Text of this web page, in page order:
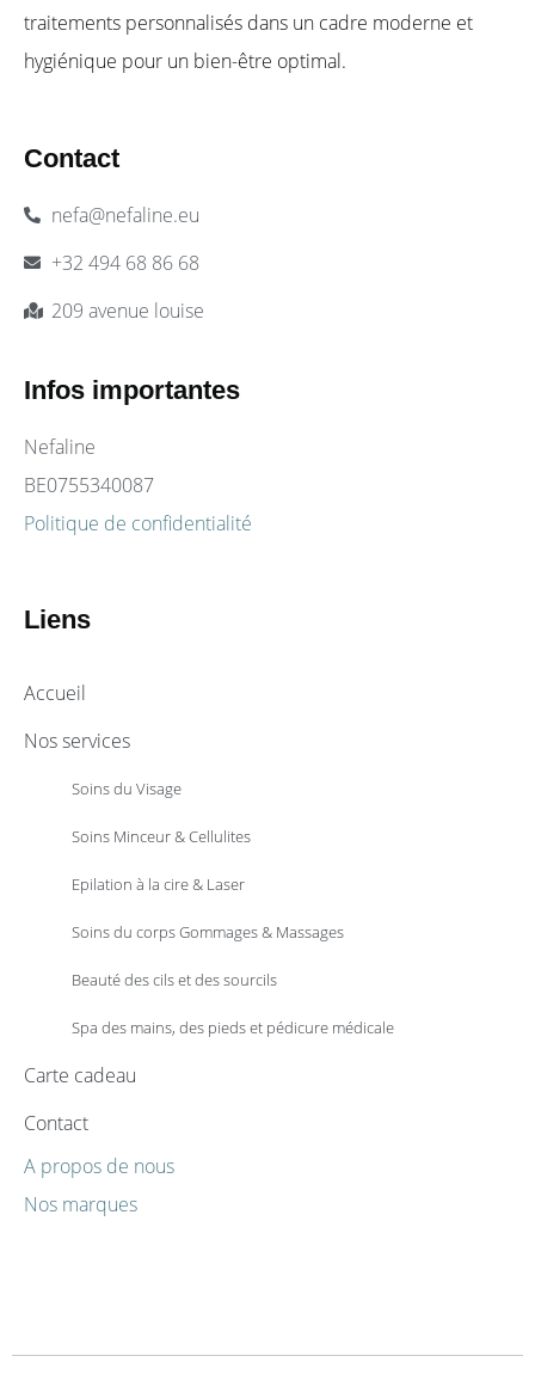
traitements personnalisés dans un cadre moderne et
hygiénique pour un bien-être optimal.
Contact
nefa@nefaline.eu
+32 494 68 86 68
209 avenue louise
Infos importantes​
Nefaline
BE0755340087
Politique de confidentialité
Liens
Accueil
Nos services
Soins du Visage
Soins Minceur & Cellulites
Epilation à la cire & Laser
Soins du corps Gommages & Massages
Beauté des cils et des sourcils
Spa des mains, des pieds et pédicure médicale
Carte cadeau
Contact
A propos de nous
Nos marques